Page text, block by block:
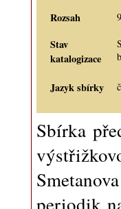
Rozsah
Stav
katalogizace
Jazyk sbírky
Sbírka
periodik